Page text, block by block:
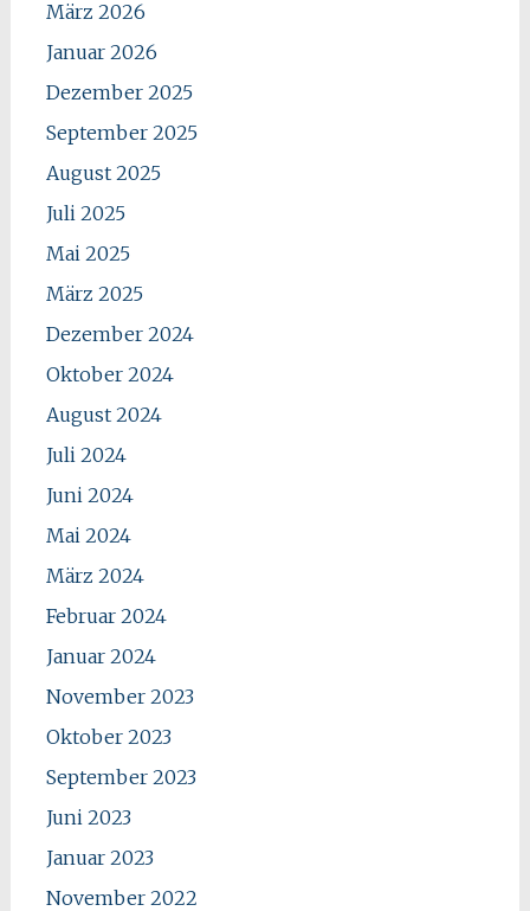
März 2026
Januar 2026
Dezember 2025
September 2025
August 2025
Juli 2025
Mai 2025
März 2025
Dezember 2024
Oktober 2024
August 2024
Juli 2024
Juni 2024
Mai 2024
März 2024
Februar 2024
Januar 2024
November 2023
Oktober 2023
September 2023
Juni 2023
Januar 2023
November 2022